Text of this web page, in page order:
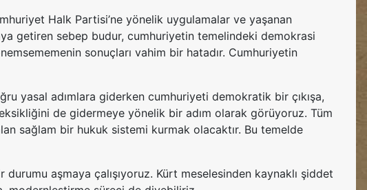
Halk Partisi’ne yönelik uygulamalar ve yaşanan
getiren sebep budur, cumhuriyetin temelindeki demokrasi
sonuçları vahim bir hatadır. Cumhuriyetin
yasal adımlara giderken cumhuriyeti demokratik bir çıkışa,
de gidermeye yönelik bir adım olarak görüyoruz. Tüm
sağlam bir hukuk sistemi kurmak olacaktır. Bu temelde
aşmaya çalışıyoruz. Kürt meselesinden kaynaklı şiddet